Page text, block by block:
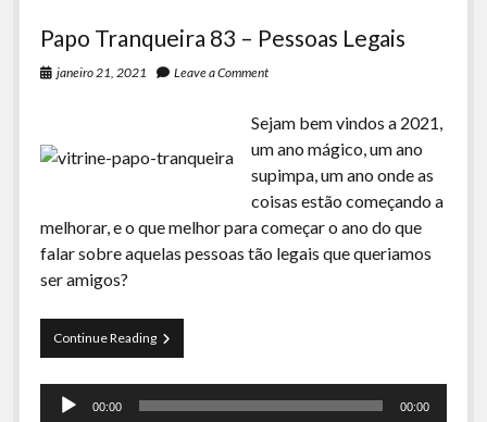
Papo Tranqueira 83 – Pessoas Legais
janeiro 21, 2021 Leave a Comment
Sejam bem vindos a 2021,
um ano mágico, um ano
supimpa, um ano onde as
coisas estão começando a
melhorar, e o que melhor para começar o ano do que
falar sobre aquelas pessoas tão legais que queriamos
ser amigos?
Continue ReadingPapo
Tranqueira
Pessoas
Tocador
00:00 00:00